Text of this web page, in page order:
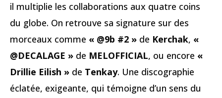
il multiplie les collaborations aux quatre coins
du globe. On retrouve sa signature sur des
morceaux comme « @9b #2 » de Kerchak, «
@DECALAGE » de MELOFFICIAL, ou encore «
Drillie Eilish » de Tenkay. Une discographie
éclatée, exigeante, qui témoigne d’un sens du